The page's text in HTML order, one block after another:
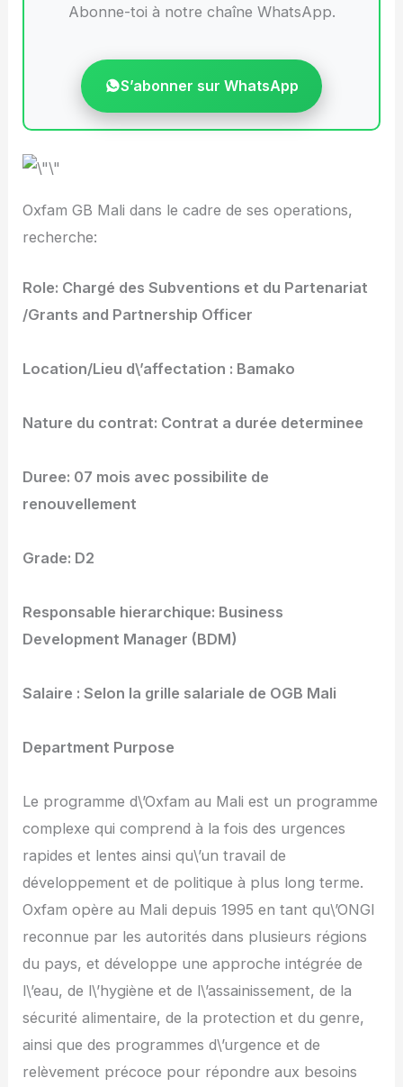
Abonne-toi à notre chaîne WhatsApp.
S’abonner sur WhatsApp
Oxfam GB Mali dans le cadre de ses operations,
recherche:
Role: Chargé des Subventions et du Partenariat
/Grants and Partnership Officer
Location/Lieu d\’affectation : Bamako
Nature du contrat: Contrat a durée determinee
Duree: 07 mois avec possibilite de
renouvellement
Grade: D2
Responsable hierarchique: Business
Development Manager (BDM)
Salaire : Selon la grille salariale de OGB Mali
Department Purpose
Le programme d\’Oxfam au Mali est un programme
complexe qui comprend à la fois des urgences
rapides et lentes ainsi qu\’un travail de
développement et de politique à plus long terme.
Oxfam opère au Mali depuis 1995 en tant qu\’ONGI
reconnue par les autorités dans plusieurs régions
du pays, et développe une approche intégrée de
l\’eau, de l\’hygiène et de l\’assainissement, de la
sécurité alimentaire, de la protection et du genre,
ainsi que des programmes d\’urgence et de
relèvement précoce pour répondre aux besoins